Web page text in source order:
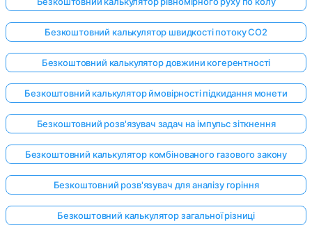
Безкоштовний калькулятор швидкості потоку CO2
Безкоштовний калькулятор довжини когерентності
Безкоштовний калькулятор ймовірності підкидання монети
Безкоштовний розв'язувач задач на імпульс зіткнення
Безкоштовний калькулятор комбінованого газового закону
Безкоштовний розв'язувач для аналізу горіння
Безкоштовний калькулятор загальної різниці